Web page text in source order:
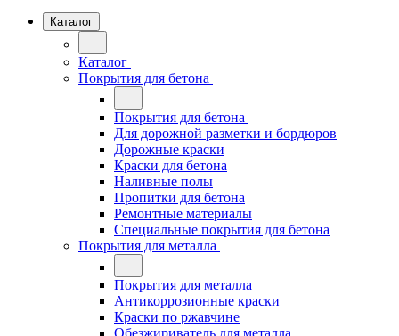
Каталог
Каталог
Покрытия для бетона
Покрытия для бетона
Для дорожной разметки и бордюров
Дорожные краски
Краски для бетона
Наливные полы
Пропитки для бетона
Ремонтные материалы
Специальные покрытия для бетона
Покрытия для металла
Покрытия для металла
Антикоррозионные краски
Краски по ржавчине
Обезжириватель для металла